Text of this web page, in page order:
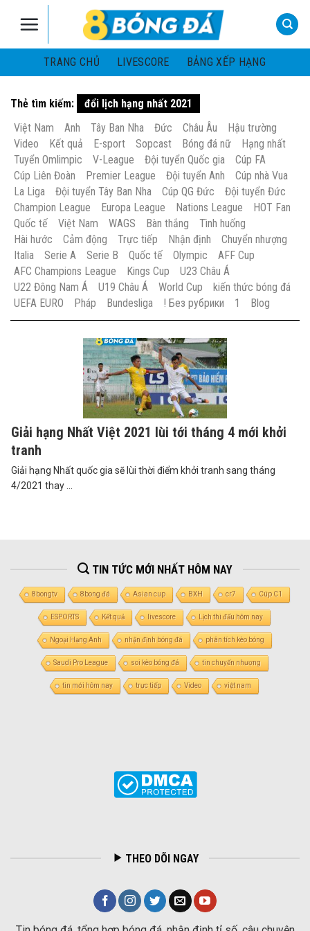
TRANG CHỦ
LIVESCORE BẢNG XẾP HẠNG
Thẻ tìm kiếm:
đổi lịch hạng nhất 2021
Việt Nam
Anh Tây Ban Nha Đức Châu Âu
Hậu trường
Video
Kết quả E-sport Sopcast Bóng đá nữ
Hạng nhất
Tuyển Omlimpic
V-League Đội tuyển Quốc gia
Cúp FA
Cúp Liên Đoàn
Premier League Đội tuyển Anh
Cúp nhà Vua
La Liga
Đội tuyển Tây Ban Nha Cúp QG Đức
Đội tuyển Đức
Champion League
Europa League Nations League
HOT Fan
Quốc tế
Việt Nam WAGS Bàn thắng
Tình huống
Hài hước
Cảm động Trực tiếp Nhận định
Chuyển nhượng
Italia
Serie A Serie B Quốc tế Olympic
AFF Cup
AFC Champions League
Kings Cup
U23 Châu Á
U22 Đông Nam Á
U19 Châu Á World Cup
kiến thức bóng đá
UEFA EURO
Pháp Bundesliga ! Без рубрики 1 Blog
Giải hạng Nhất Việt 2021 lùi tới tháng 4 mới khởi
tranh
Giải hạng Nhất quốc gia sẽ lùi thời điểm khởi tranh sang tháng
4/2021 thay ...
TIN TỨC MỚI NHẤT HÔM NAY
8bongtv 8bong đá Asian cup BXH cr7 Cúp C1
ESPORTS Kết quả livescore Lịch thi đấu hôm nay
Ngoại Hạng Anh nhận định bóng đá phân tích kèo bóng
Saudi Pro League soi kèo bóng đá tin chuyển nhượng
tin mới hôm nay trực tiếp Video việt nam
THEO DÕI NGAY